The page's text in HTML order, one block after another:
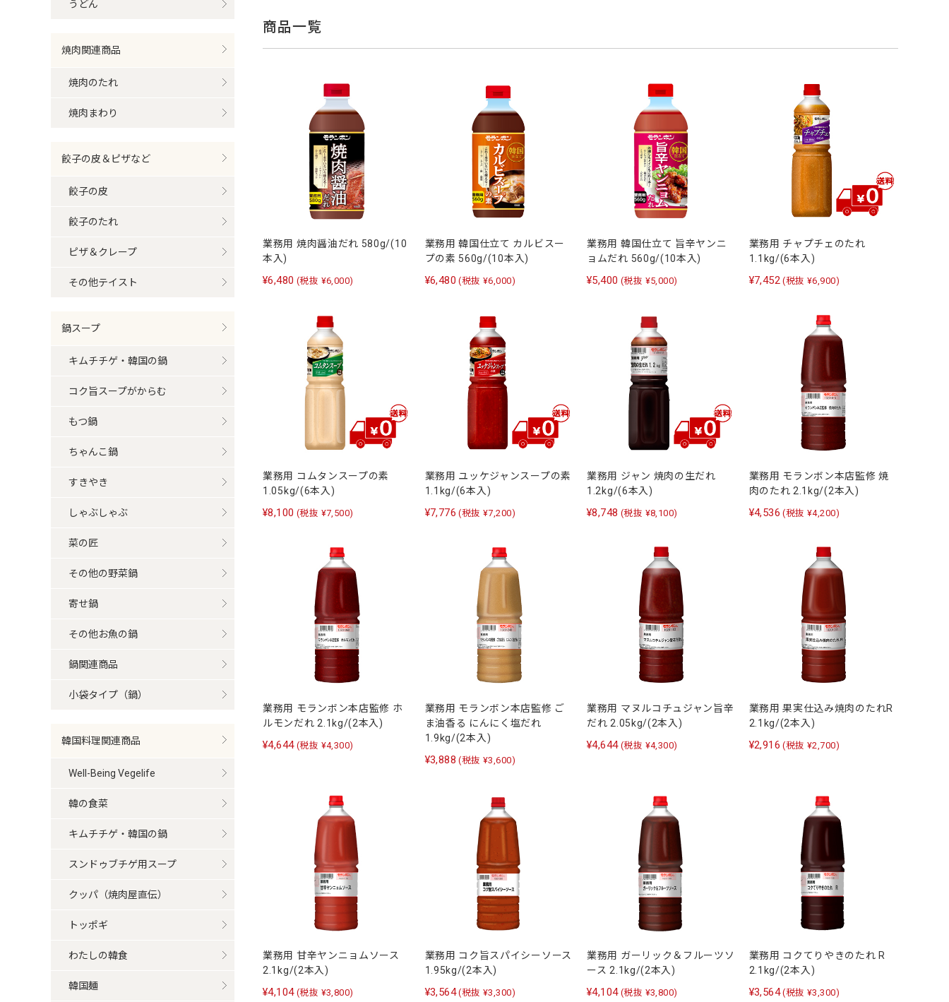
商品一覧
業務用 焼肉醤油だれ 580g/(10
本入)
¥6,480 (税抜 ¥6,000)
業務用 韓国仕立て カルビスー
プの素 560g/(10本入)
¥6,480 (税抜 ¥6,000)
業務用 韓国仕立て 旨辛ヤンニ
ョムだれ 560g/(10本入)
¥5,400 (税抜 ¥5,000)
業務用 チャプチェのたれ
1.1kg/(6本入)
¥7,452 (税抜 ¥6,900)
業務用 コムタンスープの素
1.05kg/(6本入)
¥8,100 (税抜 ¥7,500)
業務用 ユッケジャンスープの素
1.1kg/(6本入)
¥7,776 (税抜 ¥7,200)
業務用 ジャン 焼肉の生だれ
1.2kg/(6本入)
¥8,748 (税抜 ¥8,100)
業務用 モランボン本店監修 焼
肉のたれ 2.1kg/(2本入)
¥4,536 (税抜 ¥4,200)
業務用 モランボン本店監修 ホ
ルモンだれ 2.1kg/(2本入)
¥4,644 (税抜 ¥4,300)
業務用 モランボン本店監修 ご
ま油香る にんにく塩だれ
1.9kg/(2本入)
¥3,888 (税抜 ¥3,600)
業務用 マヌルコチュジャン旨辛
だれ 2.05kg/(2本入)
¥4,644 (税抜 ¥4,300)
業務用 果実仕込み焼肉のたれR
2.1kg/(2本入)
¥2,916 (税抜 ¥2,700)
業務用 甘辛ヤンニョムソース
2.1kg/(2本入)
¥4,104 (税抜 ¥3,800)
業務用 コク旨スパイシーソース
1.95kg/(2本入)
¥3,564 (税抜 ¥3,300)
業務用 ガーリック＆フルーツソ
ース 2.1kg/(2本入)
¥4,104 (税抜 ¥3,800)
業務用 コクてりやきのたれ R
2.1kg/(2本入)
¥3,564 (税抜 ¥3,300)
うどん
焼肉関連商品
焼肉のたれ
焼肉まわり
餃子の皮＆ピザなど
餃子の皮
餃子のたれ
ピザ＆クレープ
その他テイスト
鍋スープ
キムチチゲ・韓国の鍋
コク旨スープがからむ
もつ鍋
ちゃんこ鍋
すきやき
しゃぶしゃぶ
菜の匠
その他の野菜鍋
寄せ鍋
その他お魚の鍋
鍋関連商品
小袋タイプ（鍋）
韓国料理関連商品
Well-Being Vegelife
韓の食菜
キムチチゲ・韓国の鍋
スンドゥブチゲ用スープ
クッパ（焼肉屋直伝）
トッポギ
わたしの韓食
韓国麺